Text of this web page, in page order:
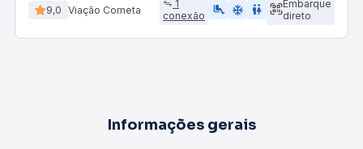
9,0 Viação Cometa
1
conexão
airline_seat_legroom_extra ac_unit WC
Embarque
direto
Informações gerais